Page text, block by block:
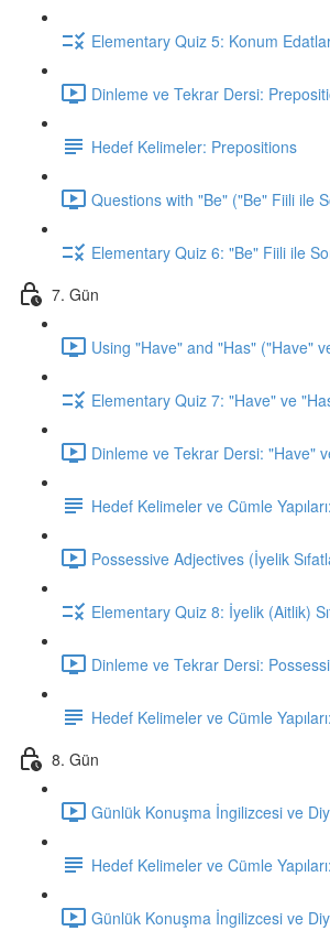
Elementary Quiz 5: Konum
Dinleme ve Tekrar Dersi:
Hedef Kelimeler: Prepositions
Questions with "Be" ("Be" Fiili ile
Elementary Quiz 6: "Be" Fiili ile
7. Gün
Using "Have" and "Has" ("Have"
Elementary Quiz 7: "Have" ve
Dinleme ve Tekrar Dersi: "Have"
Hedef Kelimeler ve Cümle
Possessive Adjectives (İyelik
Elementary Quiz 8: İyelik (Aitlik)
Dinleme ve Tekrar Dersi:
Hedef Kelimeler ve Cümle
8. Gün
Günlük Konuşma İngilizcesi ve
Hedef Kelimeler ve Cümle
Günlük Konuşma İngilizcesi ve